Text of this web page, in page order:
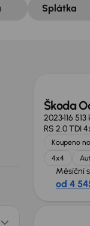
Splátka
Škoda
2023116
RS 2.0 TDI
Koupeno
4x4
Měsíční
od 4
Nově v